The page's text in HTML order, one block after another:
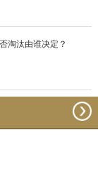
淘汰由谁决定？